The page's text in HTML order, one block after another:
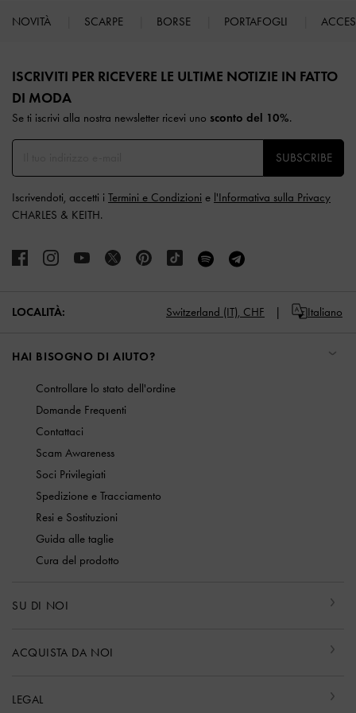
NOVITÀ SCARPE BORSE PORTAFOGLI
ISCRIVITI PER RICEVERE LE ULTIME NOTIZIE IN FATTO
DI MODA​
Se ti iscrivi alla nostra newsletter ricevi uno sconto del 10%.
SUBSCRIBE
Iscrivendoti, accetti i Termini e Condizioni e l'Informativa sulla Privacy
CHARLES & KEITH.
LOCALITÀ: Switzerland (IT), CHF Italiano
HAI BISOGNO DI AIUTO?
Controllare lo stato dell'ordine
Domande Frequenti
Contattaci
Scam Awareness
Soci Privilegiati
Spedizione e Tracciamento
Resi e Sostituzioni
Guida alle taglie
Cura del prodotto
SU DI NOI
ACQUISTA DA NOI
LEGAL